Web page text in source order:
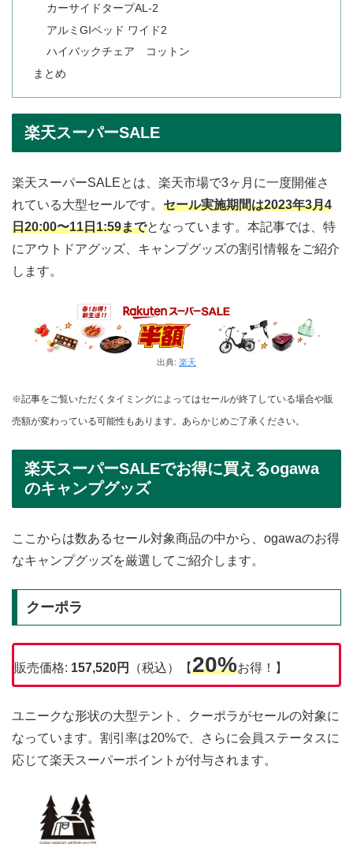
カーサイドタープAL-2
アルミGIベッド ワイド2
ハイバックチェア コットン
まとめ
楽天スーパーSALE
楽天スーパーSALEとは、楽天市場で3ヶ月に一度開催さ
れている大型セールです。 セール実施期間は2023年3月4
日20:00〜11日1:59までとなっています。本記事では、特
にアウトドアグッズ、キャンプグッズの割引情報をご紹介
します。
出典: 楽天
※記事をご覧いただくタイミングによってはセールが終了している場合や販
売額が変わっている可能性もあります。あらかじめご了承ください。
楽天スーパーSALEでお得に買えるogawa
のキャンプグッズ
ここからは数あるセール対象商品の中から、ogawaのお得
なキャンプグッズを厳選してご紹介します。
クーポラ
販売価格: 157,520円 （税込）【20%お得！】
ユニークな形状の大型テント、クーポラがセールの対象に
なっています。割引率は20%で、さらに会員ステータスに
応じて楽天スーパーポイントが付与されます。